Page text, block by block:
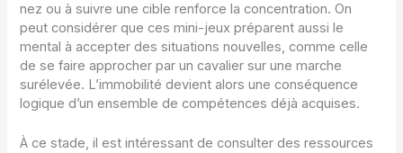
nez ou à suivre une cible renforce la concentration. On
peut considérer que ces mini-jeux préparent aussi le
mental à accepter des situations nouvelles, comme celle
de se faire approcher par un cavalier sur une marche
surélevée. L’immobilité devient alors une conséquence
logique d’un ensemble de compétences déjà acquises.
À ce stade, il est intéressant de consulter des ressources